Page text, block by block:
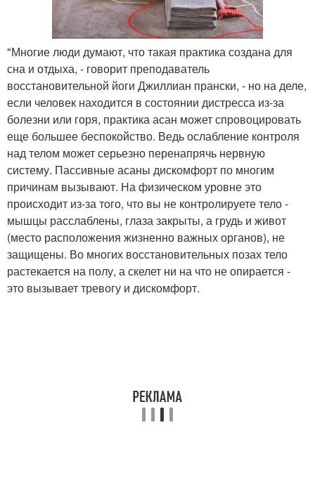
"Многие люди думают, что такая практика создана для
сна и отдыха, - говорит преподаватель
восстановительной йоги Джиллиан прански, - но на деле,
если человек находится в состоянии дистресса из-за
болезни или горя, практика асан может спровоцировать
еще большее беспокойство. Ведь ослабление контроля
над телом может серьезно перенапрячь нервную
систему. Пассивные асаны дискомфорт по многим
причинам вызывают. На физическом уровне это
происходит из-за того, что вы не контролируете тело -
мышцы расслаблены, глаза закрыты, а грудь и живот
(место расположения жизненно важных органов), не
защищены. Во многих восстановительных позах тело
растекается на полу, а скелет ни на что не опирается -
это вызывает тревогу и дискомфорт.